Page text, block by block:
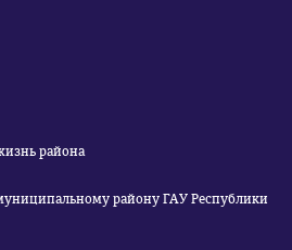
района
району ГАУ Республики